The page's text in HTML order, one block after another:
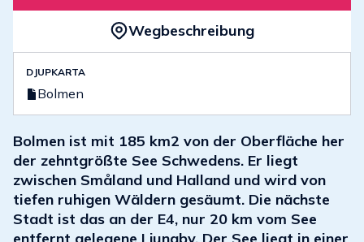
Wegbeschreibung
DJUPKARTA
Bolmen
Bolmen ist mit 185 km2 von der Oberfläche her
der zehntgrößte See Schwedens. Er liegt
zwischen Småland und Halland und wird von
tiefen ruhigen Wäldern gesäumt. Die nächste
Stadt ist das an der E4, nur 20 km vom See